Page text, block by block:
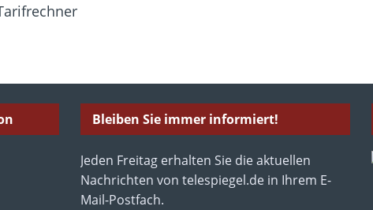
Bleiben Sie immer informiert!
Jeden Freitag erhalten Sie die aktuellen
Nachrichten von telespiegel.de in Ihrem E-
Mail-Postfach.